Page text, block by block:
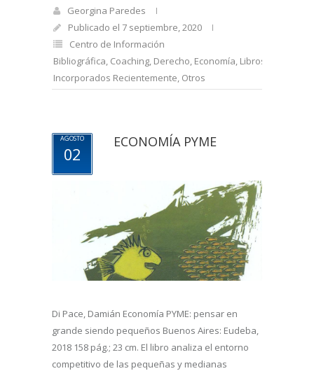
Georgina Paredes
Publicado el 7 septiembre, 2020
Centro de Información
Bibliográfica, Coaching, Derecho, Economía, Libros
Incorporados Recientemente, Otros
AGOSTO
02
ECONOMÍA PYME
Di Pace, Damián Economía PYME: pensar en
grande siendo pequeños Buenos Aires: Eudeba,
2018 158 pág.; 23 cm. El libro analiza el entorno
competitivo de las pequeñas y medianas